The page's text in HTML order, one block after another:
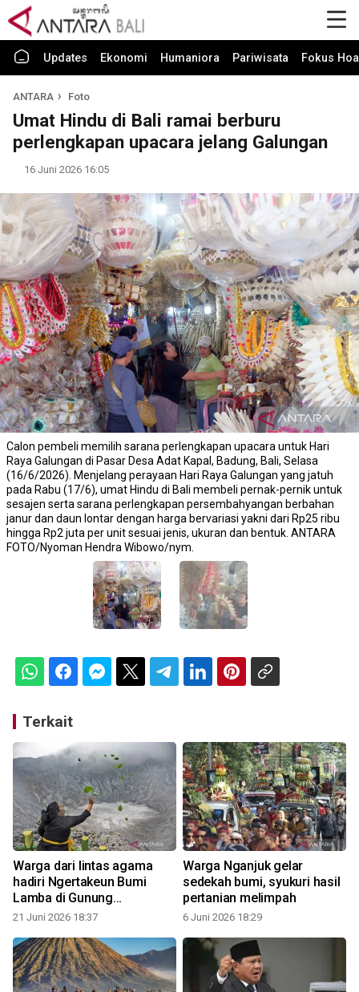
Updates Ekonomi Humaniora Pariwisata Fokus
ANTARA Foto
Umat Hindu di Bali ramai berburu
perlengkapan upacara jelang Galungan
16 Juni 2026 16:05
Calon pembeli memilih sarana perlengkapan upacara untuk Hari
Raya Galungan di Pasar Desa Adat Kapal, Badung, Bali, Selasa
(16/6/2026). Menjelang perayaan Hari Raya Galungan yang jatuh
pada Rabu (17/6), umat Hindu di Bali membeli pernak-pernik untuk
sesajen serta sarana perlengkapan persembahyangan berbahan
janur dan daun lontar dengan harga bervariasi yakni dari Rp25 ribu
hingga Rp2 juta per unit sesuai jenis, ukuran dan bentuk. ANTARA
FOTO/Nyoman Hendra Wibowo/nym.
Terkait
Warga dari lintas agama
hadiri Ngertakeun Bumi
Lamba di Gunung
Tangkuban Parahu
21 Juni 2026 18:37
Warga Nganjuk gelar
sedekah bumi, syukuri hasil
pertanian melimpah
6 Juni 2026 18:29